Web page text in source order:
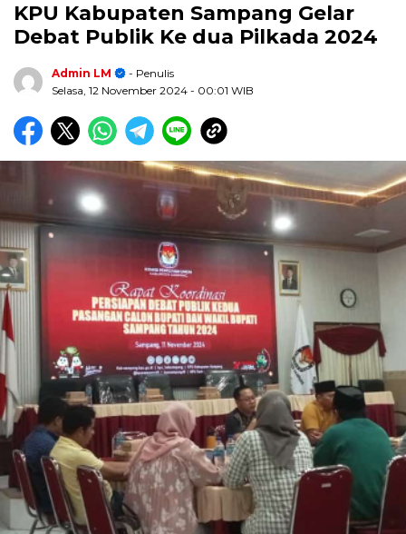
KPU Kabupaten Sampang Gelar
Debat Publik Ke dua Pilkada 2024
Admin LM
- Penulis
Selasa, 12 November 2024 - 00:01 WIB